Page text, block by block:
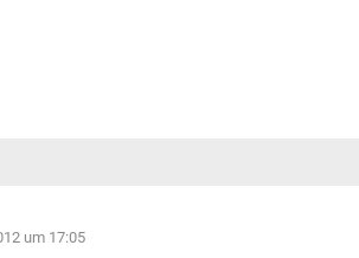
um 17:05